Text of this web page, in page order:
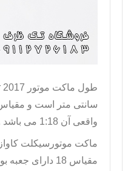
طول ماکت موتور 2017
سانتی متر است و
واقعی آن 1:18 می باشد .
ماکت موتورسیکلت
مقیاس 18 دارای